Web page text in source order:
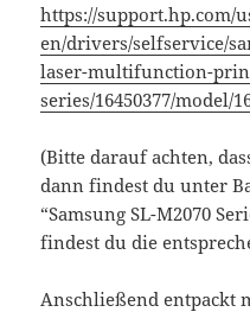
https://support.hp.com/
en/drivers/selfservice/
laser-multifunction-
series/16450377/model/
(Bitte darauf achten,
dann findest du unter
“Samsung SL-M2070
findest du die
Anschließend entpackt